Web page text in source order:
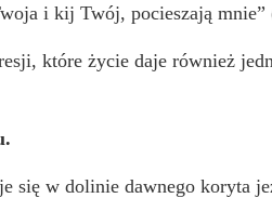
i kij Twój, pocieszają
które życie daje również
się w dolinie dawnego koryta